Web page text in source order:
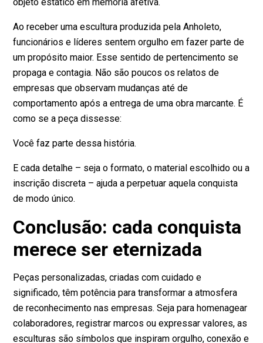
Ao receber uma escultura produzida pela Anholeto,
funcionários e líderes sentem orgulho em fazer parte de
um propósito maior. Esse sentido de pertencimento se
propaga e contagia. Não são poucos os relatos de
empresas que observam mudanças até de
comportamento após a entrega de uma obra marcante. É
como se a peça dissesse:
Você faz parte dessa história.
E cada detalhe – seja o formato, o material escolhido ou a
inscrição discreta – ajuda a perpetuar aquela conquista
de modo único.
Conclusão: cada conquista
merece ser eternizada
Peças personalizadas, criadas com cuidado e
significado, têm potência para transformar a atmosfera
de reconhecimento nas empresas. Seja para homenagear
colaboradores, registrar marcos ou expressar valores, as
esculturas são símbolos que inspiram orgulho, conexão e